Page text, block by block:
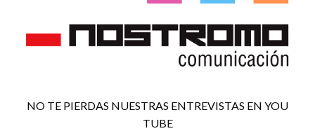
NO TE PIERDAS NUESTRAS ENTREVISTAS EN YOU
TUBE